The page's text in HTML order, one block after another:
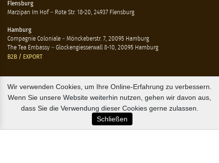
Flensburg
Marzipan Im Hof – Rote Str. 18-20, 24937 Flensburg
Hamburg
Compagnie Coloniale – Mönckeberstr. 7, 20095 Hamburg
The Tea Embassy – Glockengiesserwall 8-10, 20095 Hamburg
B2B / EXPORT
sales@osterlandsk.dk
PRIVATER VERBRAUCHER / WEBSHOP
Wir verwenden Cookies, um Ihre Online-Erfahrung zu verbessern.
Wenn Sie unsere Website weiterhin nutzen, gehen wir davon aus,
dass Sie die Verwendung dieser Cookies gerne zulassen.
Schließen